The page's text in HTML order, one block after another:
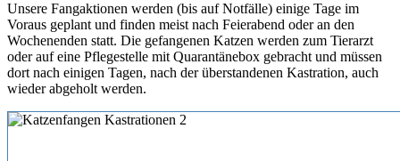
Unsere Fangaktionen werden (bis auf Notfälle) einige Tage im
Voraus geplant und finden meist nach Feierabend oder an den
Wochenenden statt. Die gefangenen Katzen werden zum Tierarzt
oder auf eine Pflegestelle mit Quarantänebox gebracht und müssen
dort nach einigen Tagen, nach der überstandenen Kastration, auch
wieder abgeholt werden.